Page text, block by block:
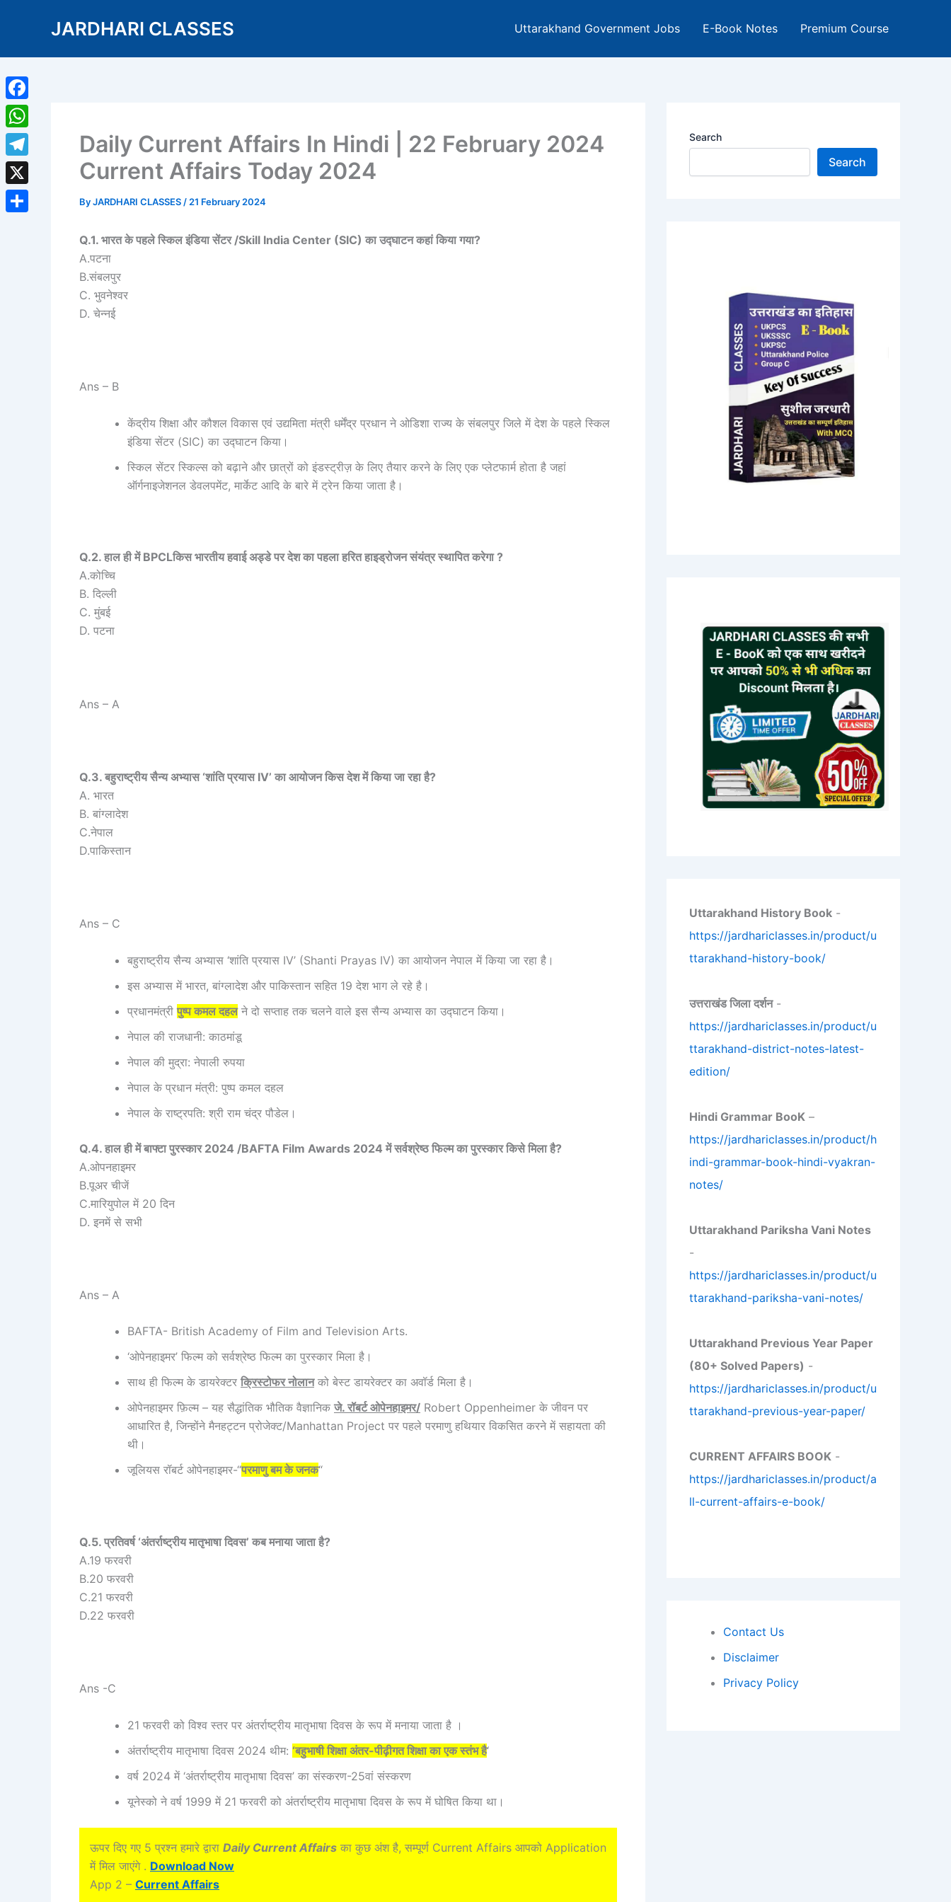
JARDHARI CLASSES Uttarakhand Government Jobs E-Book Notes Premium Course
Daily Current Affairs In Hindi | 22 February 2024
Current Affairs Today 2024
ByJARDHARI CLASSES / 21 February 2024
Q.1. भारत के पहले स्किल इंडिया सेंटर /Skill India Center (SIC) का उद्घाटन कहां किया गया?
A.पटना
B.संबलपुर
C. भुवनेश्वर
D. चेन्नई
Ans – B
केंद्रीय शिक्षा और कौशल विकास एवं उद्यमिता मंत्री धर्मेंद्र प्रधान ने ओडिशा राज्य के संबलपुर जिले में देश के पहले स्किल
इंडिया सेंटर (SIC) का उद्घाटन किया।
स्किल सेंटर स्किल्स को बढ़ाने और छात्रों को इंडस्ट्रीज़ के लिए तैयार करने के लिए एक प्लेटफार्म होता है जहां
ऑर्गनाइजेशनल डेवलपमेंट, मार्केट आदि के बारे में ट्रेन किया जाता है।
Q.2. हाल ही में BPCLकिस भारतीय हवाई अड्डे पर देश का पहला हरित हाइड्रोजन संयंत्र स्थापित करेगा ?
A.कोच्चि
B. दिल्ली
C. मुंबई
D. पटना
Ans – A
Q.3. बहुराष्ट्रीय सैन्य अभ्यास ‘शांति प्रयास IV’ का आयोजन किस देश में किया जा रहा है?
A. भारत
B. बांग्लादेश
C.नेपाल
D.पाकिस्तान
Ans – C
बहुराष्ट्रीय सैन्य अभ्यास ‘शांति प्रयास IV’ (Shanti Prayas IV) का आयोजन नेपाल में किया जा रहा है।
इस अभ्यास में भारत, बांग्लादेश और पाकिस्तान सहित 19 देश भाग ले रहे है।
प्रधानमंत्री पुष्प कमल दहलने दो सप्ताह तक चलने वाले इस सैन्य अभ्यास का उद्घाटन किया।
नेपाल की राजधानी: काठमांडू
नेपाल की मुद्रा: नेपाली रुपया
नेपाल के प्रधान मंत्री: पुष्प कमल दहल
नेपाल के राष्ट्रपति: श्री राम चंद्र पौडेल।
Q.4. हाल ही में बाफ्टा पुरस्कार 2024 /BAFTA Film Awards 2024 में सर्वश्रेष्ठ फिल्म का पुरस्कार किसे मिला है?
A.ओपनहाइमर
B.पूअर चीजें
C.मारियुपोल में 20 दिन
D. इनमें से सभी
Ans – A
BAFTA- British Academy of Film and Television Arts.
‘ओपेनहाइमर’ फिल्म को सर्वश्रेष्ठ फिल्म का पुरस्कार मिला है।
साथ ही फिल्म के डायरेक्टर क्रिस्टोफर नोलानको बेस्ट डायरेक्टर का अवॉर्ड मिला है।
ओपेनहाइमर फ़िल्म – यह सैद्धांतिक भौतिक वैज्ञानिक जे. रॉबर्ट ओपेनहाइमर/ Robert Oppenheimer के जीवन पर
आधारित है, जिन्होंने मैनहट्टन प्रोजेक्ट/Manhattan Project पर पहले परमाणु हथियार विकसित करने में सहायता की
थी।
जूलियस रॉबर्ट ओपेनहाइमर-“परमाणु बम के जनक“
Q.5. प्रतिवर्ष ‘अंतर्राष्ट्रीय मातृभाषा दिवस’ कब मनाया जाता है?
A.19 फरवरी
B.20 फरवरी
C.21 फरवरी
D.22 फरवरी
Ans -C
21 फरवरी को विश्व स्तर पर अंतर्राष्ट्रीय मातृभाषा दिवस के रूप में मनाया जाता है ।
अंतर्राष्ट्रीय मातृभाषा दिवस 2024 थीम: ‘बहुभाषी शिक्षा अंतर-पीढ़ीगत शिक्षा का एक स्तंभ है‘
वर्ष 2024 में ‘अंतर्राष्ट्रीय मातृभाषा दिवस’ का संस्करण-25वां संस्करण
यूनेस्को ने वर्ष 1999 में 21 फरवरी को अंतर्राष्ट्रीय मातृभाषा दिवस के रूप में घोषित किया था।
ऊपर दिए गए 5 प्रश्न हमारे द्वारा Daily Current Affairs का कुछ अंश है, सम्पूर्ण Current Affairs आपको Application
में मिल जाएंगे . Download Now
App 2 – Current Affairs
Search
Search
Uttarakhand History Book -
https://jardhariclasses.in/product/u
ttarakhand-history-book/
उत्तराखंड जिला दर्शन-
https://jardhariclasses.in/product/u
ttarakhand-district-notes-latest-
edition/
Hindi Grammar BooK –
https://jardhariclasses.in/product/h
indi-grammar-book-hindi-vyakran-
notes/
Uttarakhand Pariksha Vani Notes
-
https://jardhariclasses.in/product/u
ttarakhand-pariksha-vani-notes/
Uttarakhand Previous Year Paper
(80+ Solved Papers) -
https://jardhariclasses.in/product/u
ttarakhand-previous-year-paper/
CURRENT AFFAIRS BOOK -
https://jardhariclasses.in/product/a
ll-current-affairs-e-book/
Contact Us
Disclaimer
Privacy Policy
Facebook
WhatsApp
Telegram
X